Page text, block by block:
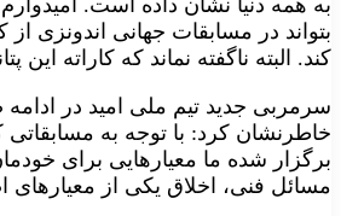
به همه دنیا نشان داده است. امیدوارم
بتواند در مسابقات جهانی اندونزی از
کند. البته ناگفته نماند که کاراته این
سرمربی جدید تیم ملی امید در
خاطرنشان کرد: با توجه به
برگزار شده ما معیارهایی برای
مسائل فنی، اخلاق یکی از